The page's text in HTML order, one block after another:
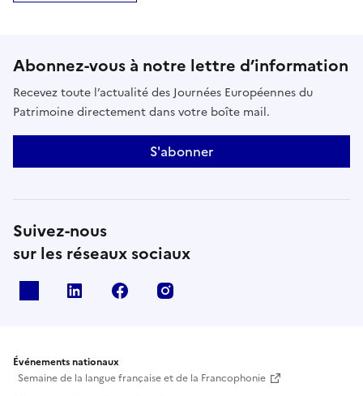
Abonnez-vous à notre lettre d’information
Recevez toute l’actualité des Journées Européennes du
Patrimoine directement dans votre boîte mail.
S'abonner
Suivez-nous
sur les réseaux sociaux
Linkedin Facebook
Événements nationaux
Semaine de la langue française et de la Francophonie